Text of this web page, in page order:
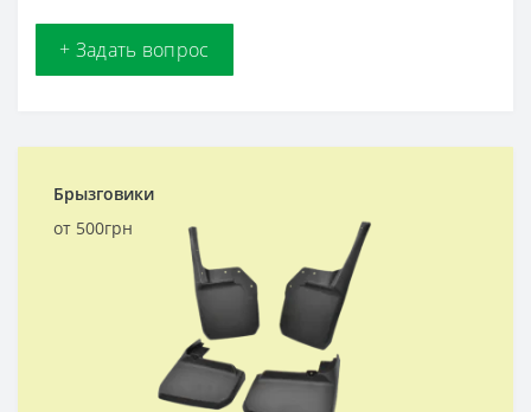
+ Задать вопрос
Брызговики
от 500грн